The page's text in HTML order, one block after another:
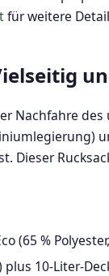
für weitere
Nachfahre des
Dieser
(65 %
10-Liter-